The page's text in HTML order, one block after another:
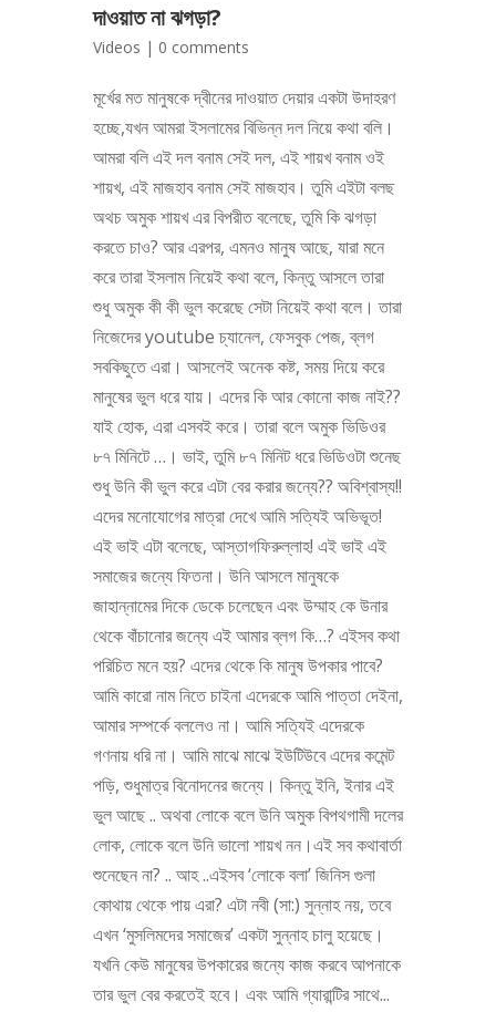
দাওয়াত না ঝগড়া?
Videos | 0 comments
মূর্খের মত মানুষকে দ্বীনের দাওয়াত দেয়ার একটা উদাহরণ
হচ্ছে,যখন আমরা ইসলামের বিভিন্ন দল নিয়ে কথা বলি।
আমরা বলি এই দল বনাম সেই দল, এই শায়খ বনাম ওই
শায়খ, এই মাজহাব বনাম সেই মাজহাব। তুমি এইটা বলছ
অথচ অমুক শায়খ এর বিপরীত বলেছে, তুমি কি ঝগড়া
করতে চাও? আর এরপর, এমনও মানুষ আছে, যারা মনে
করে তারা ইসলাম নিয়েই কথা বলে, কিন্তু আসলে তারা
শুধু অমুক কী কী ভুল করেছে সেটা নিয়েই কথা বলে। তারা
নিজেদের youtube চ্যানেল, ফেসবুক পেজ, ব্লগ
সবকিছুতে এরা। আসলেই অনেক কষ্ট, সময় দিয়ে করে
মানুষের ভুল ধরে যায়। এদের কি আর কোনো কাজ নাই??
যাই হোক, এরা এসবই করে। তারা বলে অমুক ভিডিওর
৮৭ মিনিটে …। ভাই, তুমি ৮৭ মিনিট ধরে ভিডিওটা শুনেছ
শুধু উনি কী ভুল করে এটা বের করার জন্যে?? অবিশ্বাস্য!!
এদের মনোযোগের মাত্রা দেখে আমি সত্যিই অভিভূত!
এই ভাই এটা বলেছে, আস্তাগফিরুল্লাহ! এই ভাই এই
সমাজের জন্যে ফিতনা। উনি আসলে মানুষকে
জাহান্নামের দিকে ডেকে চলেছেন এবং উম্মাহ কে উনার
থেকে বাঁচানোর জন্যে এই আমার ব্লগ কি…? এইসব কথা
পরিচিত মনে হয়? এদের থেকে কি মানুষ উপকার পাবে?
আমি কারো নাম নিতে চাইনা এদেরকে আমি পাত্তা দেইনা,
আমার সম্পর্কে বললেও না। আমি সত্যিই এদেরকে
গণনায় ধরি না। আমি মাঝে মাঝে ইউটিউবে এদের কমেন্ট
পড়ি, শুধুমাত্র বিনোদনের জন্যে। কিন্তু ইনি, ইনার এই
ভুল আছে .. অথবা লোকে বলে উনি অমুক বিপথগামী দলের
লোক, লোকে বলে উনি ভালো শায়খ নন।এই সব কথাবার্তা
শুনেছেন না? .. আহ ..এইসব ‘লোকে বলা’ জিনিস গুলা
কোথায় থেকে পায় এরা? এটা নবী (সা:) সুন্নাহ নয়, তবে
এখন ‘মুসলিমদের সমাজের’ একটা সুন্নাহ চালু হয়েছে।
যখনি কেউ মানুষের উপকারের জন্যে কাজ করবে আপনাকে
তার ভুল বের করতেই হবে। এবং আমি গ্যারান্টির সাথে...